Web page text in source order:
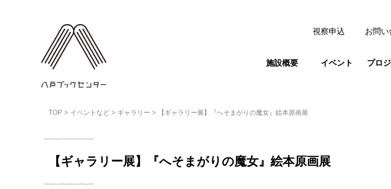
視察申込 お問
施設概要 イベント プロ
TOP > イベントなど > ギャラリー > 【ギャラリー展】『へそまがりの魔女』絵本原画展
【ギャラリー展】『へそまがりの魔女』絵本原画展